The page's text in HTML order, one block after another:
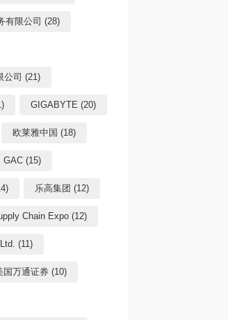
有限公司 (28)
公司 (21)
GIGABYTE (20)
欧莱雅中国 (18)
GAC (15)
乐高集团 (12)
Chain Expo (12)
Ltd. (11)
国万通证券 (10)